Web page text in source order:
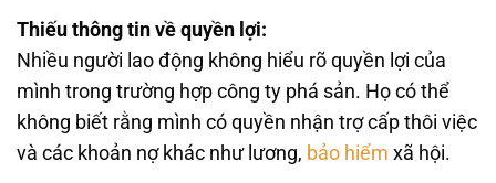
Thiếu thông tin về quyền lợi:
Nhiều người lao động không hiểu rõ quyền lợi của
mình trong trường hợp công ty phá sản. Họ có thể
không biết rằng mình có quyền nhận trợ cấp thôi việc
và các khoản nợ khác như lương, bảo hiểm xã hội.